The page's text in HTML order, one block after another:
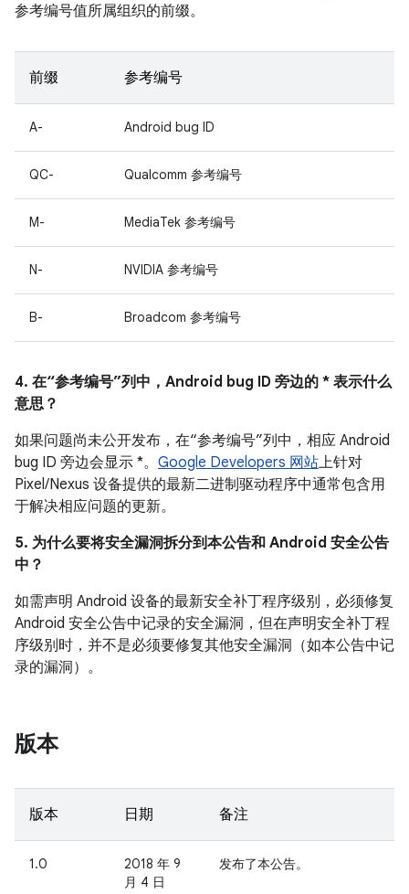
参考编号值所属组织的前缀。
前缀 参考编号
A- Android bug ID
QC- Qualcomm 参考编号
M- MediaTek 参考编号
N- NVIDIA 参考编号
B- Broadcom 参考编号
4. 在“参考编号”列中，Android bug ID 旁边的 * 表示什么
意思？
如果问题尚未公开发布，在“参考编号”列中，相应 Android
bug ID 旁边会显示 *。 Google Developers 网站上针对
Pixel/Nexus 设备提供的最新二进制驱动程序中通常包含用
于解决相应问题的更新。
5. 为什么要将安全漏洞拆分到本公告和 Android 安全公告
中？
如需声明 Android 设备的最新安全补丁程序级别，必须修复
Android 安全公告中记录的安全漏洞，但在声明安全补丁程
序级别时，并不是必须要修复其他安全漏洞（如本公告中记
录的漏洞）。
版本
版本 日期 备注
1.0
2018 年 9
月 4 日
发布了本公告。